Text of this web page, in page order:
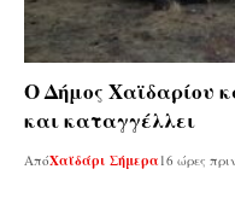
Ο Δήμος Χαϊδαρίου
και καταγγέλλει
ΑπόΧαϊδάρι Σήμερα16 ώρες